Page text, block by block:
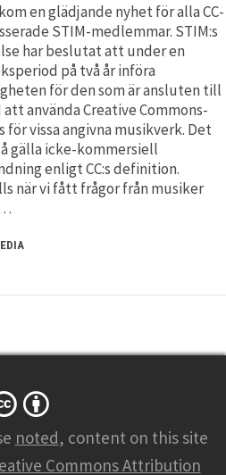
en glädjande nyhet för alla CC-
STIM-medlemmar. STIM:s
har beslutat att under en
på två år införa
för den som är ansluten till
att använda Creative Commons-
för vissa angivna musikverk. Det
gälla icke-kommersiell
enligt CC:s definition.
när vi fått frågor från musiker
noted, content on this site
Commons Attribution